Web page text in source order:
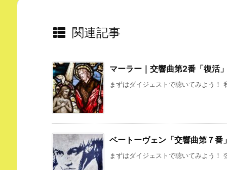
関連記事
マーラー｜交響曲第2番「復活
まずはダイジェストで聴いてみよう！
ベートーヴェン「交響曲第７番
まずはダイジェストで聴いてみよう！